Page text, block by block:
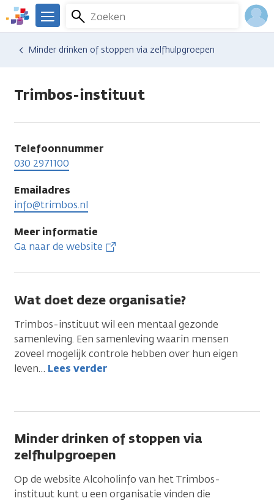
Overslaan
en
naar
We
er
Kanker.nl
Zoeken
Menu
Hulp en ondersteuning
Vind hulp bij kanker
Minder drinken of stoppen via zelfhulpgroepen
Trimbos-instituut
Telefoonnummer
030 2971100
Emailadres
info@trimbos.nl
Meer informatie
Ga naar de website
Wat doet deze organisatie?
Trimbos-instituut wil een mentaal gezonde
samenleving. Een samenleving waarin mensen
zoveel mogelijk controle hebben over hun eigen
leven… Lees verder
Minder drinken of stoppen via
zelfhulpgroepen
Op de website Alcoholinfo van het Trimbos-
instituut kunt u een organisatie vinden die